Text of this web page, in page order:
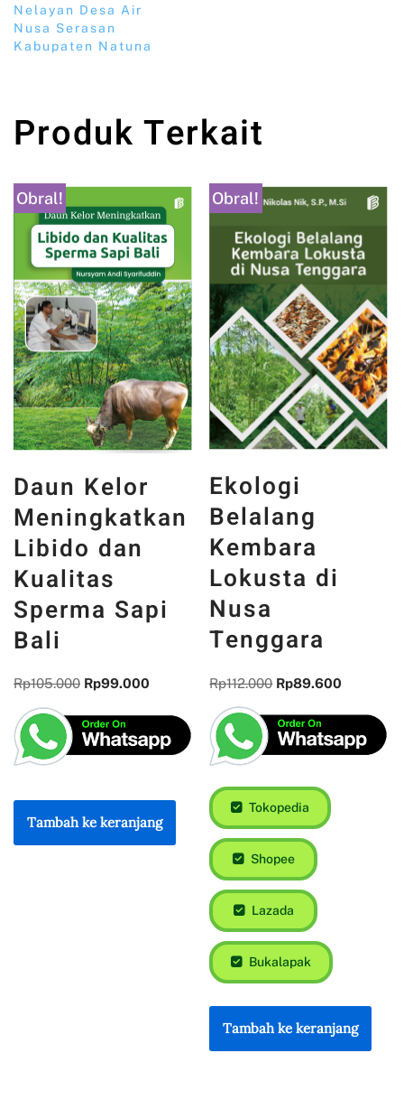
Nelayan Desa Air
Nusa Serasan
Kabupaten Natuna
Produk Terkait
Obral!
Daun Kelor
Meningkatkan
Libido dan
Kualitas
Sperma Sapi
Bali
Rp105.000 Rp99.000
Tambah ke keranjang
Obral!
Ekologi
Belalang
Kembara
Lokusta di
Nusa
Tenggara
Rp112.000 Rp89.600
Tokopedia
Shopee
Lazada
Bukalapak
Tambah ke keranjang